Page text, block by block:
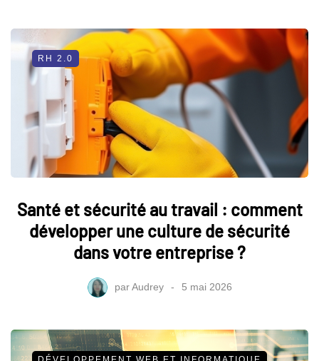
RH 2.0
Santé et sécurité au travail : comment
développer une culture de sécurité
dans votre entreprise ?
parAudrey 5 mai 2026